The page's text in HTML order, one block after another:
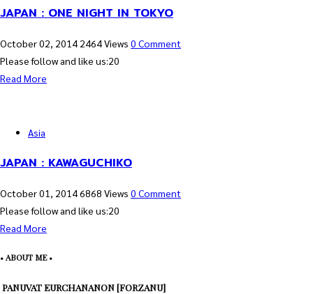
JAPAN : ONE NIGHT IN TOKYO
October 02, 2014 2464 Views 0 Comment
Please follow and like us:20
Read More
Asia
JAPAN : KAWAGUCHIKO
October 01, 20146868 Views 0 Comment
Please follow and like us:20
Read More
• ABOUT ME •
PANUVAT EURCHANANON [FORZANU]